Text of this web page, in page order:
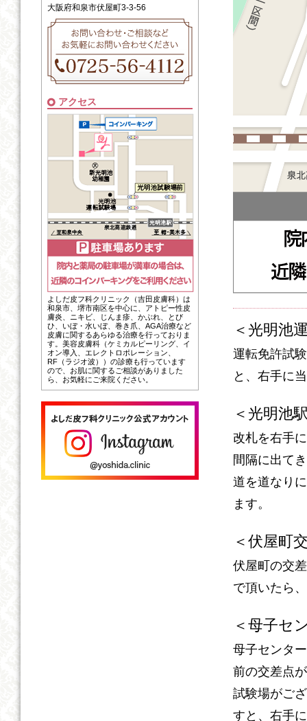
＜光明池
運転免許試
と、右手に
＜光明池
改札を右手
間隔に出て
道を道なり
ます。
＜伏屋町
伏屋町の交
で頂いたら
＜母子セ
母子センタ
前の交差点
試験場がご
すと、右手
大阪府和泉市伏屋町3-3-56
アクセス
よしだ皮フ科クリニック（吉田皮膚科）は
和泉市、堺市南区を中心に、アトピー性皮
膚炎、ニキビ、じんま疹、かぶれ、とび
ひ、いぼ・水いぼ、巻き爪、AGA治療など
皮膚に関するあらゆる治療を行っておりま
す。美容皮膚科（ケミカルピーリング、イ
オン導入、エレクトロポレーション、
RF（ラジオ波））の診療も行っています
ので、お肌に関するご相談がありました
ら、お気軽にご来院ください。